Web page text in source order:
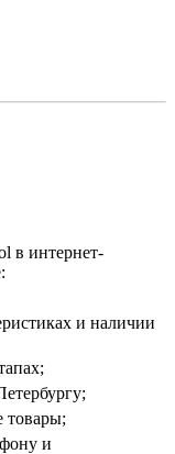
в интернет-
и наличии
товары;
и